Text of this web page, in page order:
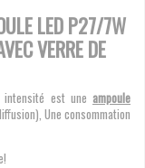
LED P27/7W
VERRE DE
est une ampoule
Une consommation